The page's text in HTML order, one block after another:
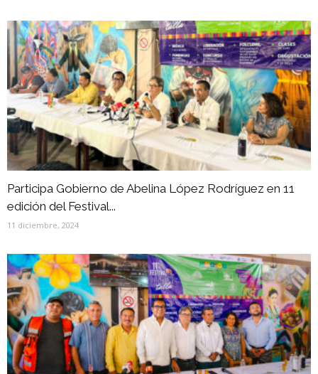
Participa Gobierno de Abelina López Rodríguez en 11
edición del Festival...
11 diciembre, 2024